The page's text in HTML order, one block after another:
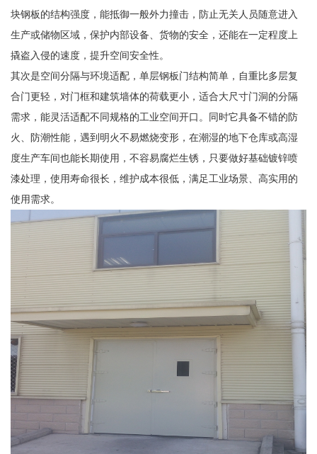
块钢板的结构强度，能抵御一般外力撞击，防止无关人员随意进入
生产或储物区域，保护内部设备、货物的安全，还能在一定程度上
撬盗入侵的速度，提升空间安全性。
其次是空间分隔与环境适配，单层钢板门结构简单，自重比多层复
合门更轻，对门框和建筑墙体的荷载更小，适合大尺寸门洞的分隔
需求，能灵活适配不同规格的工业空间开口。同时它具备不错的防
火、防潮性能，遇到明火不易燃烧变形，在潮湿的地下仓库或高湿
度生产车间也能长期使用，不容易腐烂生锈，只要做好基础镀锌喷
漆处理，使用寿命很长，维护成本很低，满足工业场景、高实用的
使用需求。